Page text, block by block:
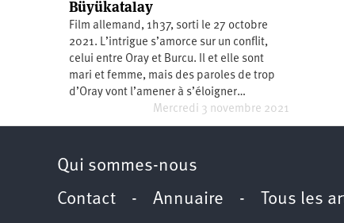
Commerce
Hôpitaux
SNCF
Féminisme
LGBTI
Éducation
Santé
Vidéos
du
latine
Moyen-
Büyükatalay
Film allemand, 1h37, sorti le 27 octobre
2021. L’intrigue s’amorce sur un conflit,
celui entre Oray et Burcu. Il et elle sont
mari et femme, mais des paroles de trop
d’Oray vont l’amener à s’éloigner…
Mercredi 3 novembre 2021
Qui sommes-nous
Contact - Annuaire - Tous les